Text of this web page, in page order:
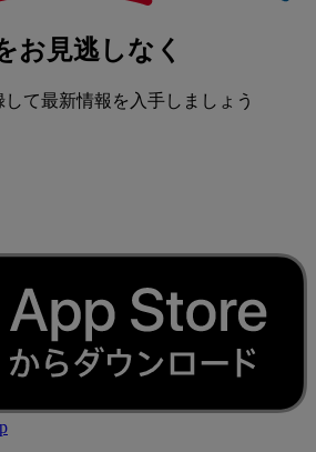
お見逃しなく
て最新情報を入手しましょう